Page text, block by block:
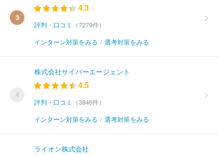
3
4.3
評判・口コミ
（7279件）
インターン対策をみる / 選考対策をみる
4
株式会社サイバーエージェント
4.5
評判・口コミ
（3846件）
インターン対策をみる / 選考対策をみる
ライオン株式会社